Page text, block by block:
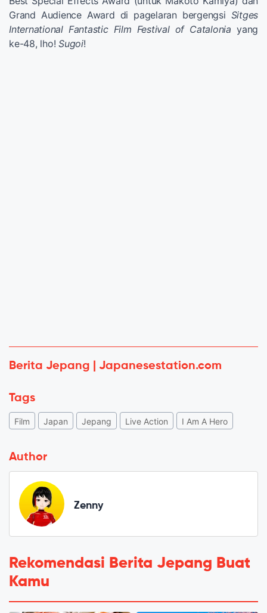
Grand Audience Award di pagelaran bergengsi Sitges
International Fantastic Film Festival of Catalonia yang
ke-48, lho! Sugoi!
Berita Jepang | Japanesestation.com
Tags
Film Japan Jepang Live Action I Am A Hero
Author
Zenny
Rekomendasi Berita Jepang Buat
Kamu